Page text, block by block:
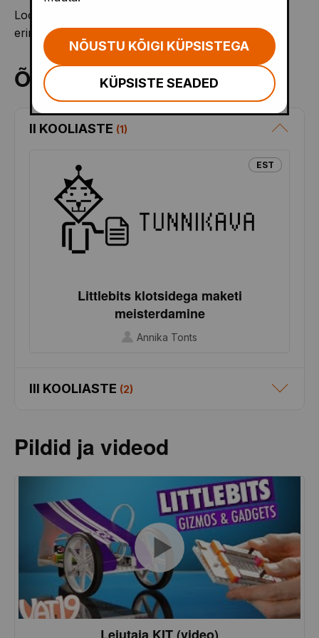
Loov mõtlemine, eluliste probleemide lahendamine,
erinevate lahenduste genereerimine.
Õppematerjalid
II KOOLIASTE (1)
EST
Littlebits klotsidega maketi
meisterdamine
Annika Tonts
III KOOLIASTE (2)
Pildid ja videod
NÕUSTU KÕIGI KÜPSISTEGA
KÜPSISTE SEADED